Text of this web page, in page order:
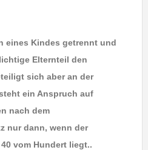
eines Kindes getrennt und
Elternteil den
sich aber an der
ein Anspruch auf
nach dem
nur dann, wenn der
vom Hundert liegt..